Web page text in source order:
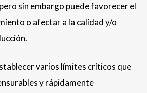
sin embargo puede favorecer el
o afectar a la calidad y/o
varios límites críticos que
y rápidamente